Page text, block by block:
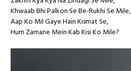
Khwaab Bhi Palkon Se Be-Rukhi Se Mile,
Aap Ko Mil Gaye Hain Kismat Se,
Hum Zamane Mein Kab Kisi Ko Mile?